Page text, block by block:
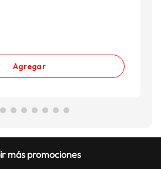
Agregar
más promociones